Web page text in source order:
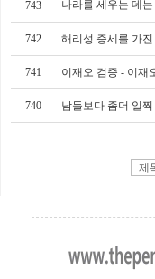
743 나라를 세우는 데
742 해리성 증세를 가
741 이재오 검증 - 이재
740 남들보다 좀더 일찍